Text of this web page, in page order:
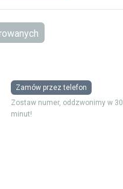
Zamów przez telefon
Zostaw numer, oddzwonimy w 30
minut!